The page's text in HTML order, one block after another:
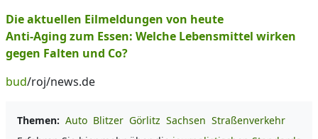
Die aktuellen Eilmeldungen von heute
Anti-Aging zum Essen: Welche Lebensmittel wirken
gegen Falten und Co?
bud/roj/news.de
Themen: Auto Blitzer Görlitz Sachsen Straßenverkehr